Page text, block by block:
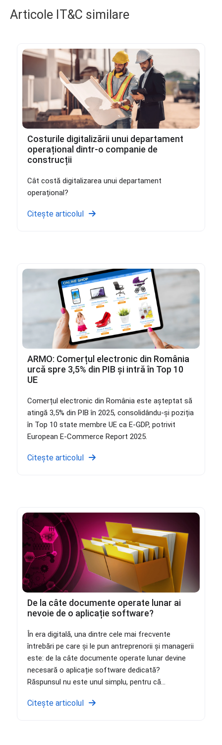
Articole IT&C similare
Costurile digitalizării unui departament
operațional dintr-o companie de
construcții
Cât costă digitalizarea unui departament
operațional?
Citește articolul
ARMO: Comerțul electronic din România
urcă spre 3,5% din PIB și intră în Top 10
UE
Comerțul electronic din România este așteptat să
atingă 3,5% din PIB în 2025, consolidându-și poziția
în Top 10 state membre UE ca E-GDP, potrivit
European E-Commerce Report 2025.
Citește articolul
De la câte documente operate lunar ai
nevoie de o aplicație software?
În era digitală, una dintre cele mai frecvente
întrebări pe care și le pun antreprenorii și managerii
este: de la câte documente operate lunar devine
necesară o aplicație software dedicată?
Răspunsul nu este unul simplu, pentru că...
Citește articolul